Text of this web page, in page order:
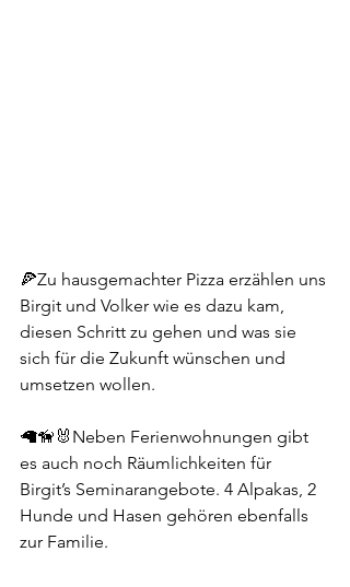
🍕Zu hausgemachter Pizza erzählen uns
Birgit und Volker wie es dazu kam,
diesen Schritt zu gehen und was sie
sich für die Zukunft wünschen und
umsetzen wollen.
🦙🦮🐰Neben Ferienwohnungen gibt
es auch noch Räumlichkeiten für
Birgit’s Seminarangebote. 4 Alpakas, 2
Hunde und Hasen gehören ebenfalls
zur Familie.